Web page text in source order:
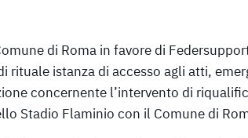
di Roma in favore di
rituale istanza di accesso agli atti,
concernente l’intervento di
Stadio Flaminio con il Comune di